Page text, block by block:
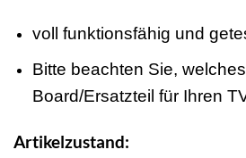
voll funktionsfähig und
Bitte beachten Sie,
Board/Ersatzteil für Ihren
Artikelzustand: